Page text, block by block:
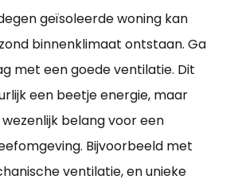
geïsoleerde woning kan
binnenklimaat ontstaan. Ga
met een goede ventilatie. Dit
een beetje energie, maar
belang voor een
Bijvoorbeeld met
ventilatie, en unieke